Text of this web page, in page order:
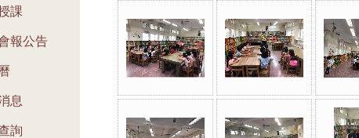
課
報公告
息
詢